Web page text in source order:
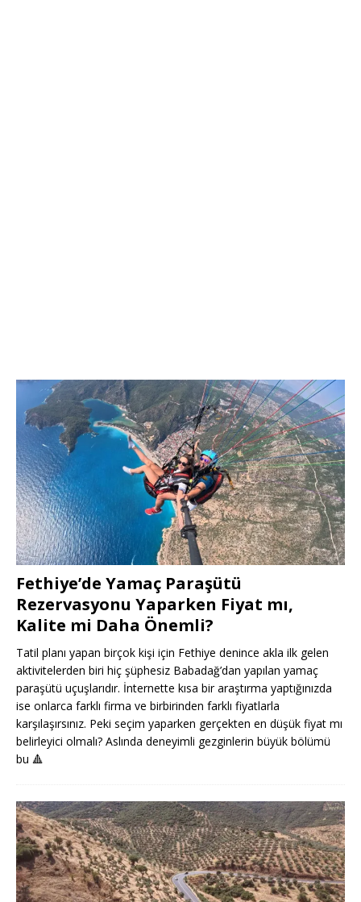
Fethiye’de Yamaç Paraşütü
Rezervasyonu Yaparken Fiyat mı,
Kalite mi Daha Önemli?
Tatil planı yapan birçok kişi için Fethiye denince akla ilk gelen
aktivitelerden biri hiç şüphesiz Babadağ’dan yapılan yamaç
paraşütü uçuşlarıdır. İnternette kısa bir araştırma yaptığınızda
ise onlarca farklı firma ve birbirinden farklı fiyatlarla
karşılaşırsınız. Peki seçim yaparken gerçekten en düşük fiyat mı
belirleyici olmalı? Aslında deneyimli gezginlerin büyük bölümü
bu 🔺